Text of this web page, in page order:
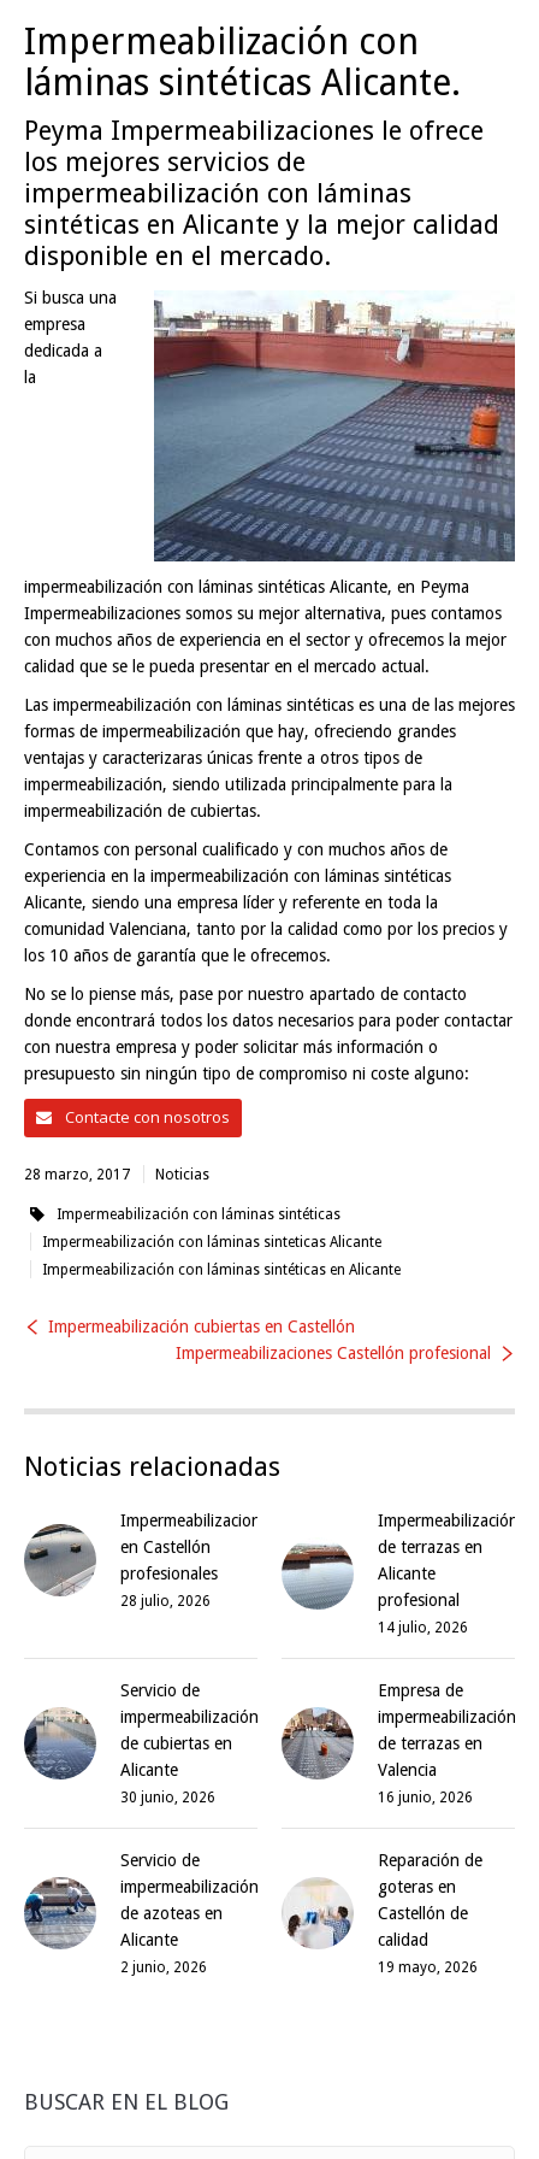
Impermeabilización con
láminas sintéticas Alicante.
Peyma Impermeabilizaciones le ofrece
los mejores servicios de
impermeabilización con láminas
sintéticas en Alicante y la mejor calidad
disponible en el mercado.
Si busca una
empresa
dedicada a
la
impermeabilización con láminas sintéticas Alicante, en Peyma
Impermeabilizaciones somos su mejor alternativa, pues contamos
con muchos años de experiencia en el sector y ofrecemos la mejor
calidad que se le pueda presentar en el mercado actual.
Las impermeabilización con láminas sintéticas es una de las mejores
formas de impermeabilización que hay, ofreciendo grandes
ventajas y caracterizaras únicas frente a otros tipos de
impermeabilización, siendo utilizada principalmente para la
impermeabilización de cubiertas.
Contamos con personal cualificado y con muchos años de
experiencia en la impermeabilización con láminas sintéticas
Alicante, siendo una empresa líder y referente en toda la
comunidad Valenciana, tanto por la calidad como por los precios y
los 10 años de garantía que le ofrecemos.
No se lo piense más, pase por nuestro apartado de contacto
donde encontrará todos los datos necesarios para poder contactar
con nuestra empresa y poder solicitar más información o
presupuesto sin ningún tipo de compromiso ni coste alguno:
Contacte con nosotros
28 marzo, 2017 Noticias
Impermeabilización con láminas sintéticas
Impermeabilización con láminas sinteticas Alicante
Impermeabilización con láminas sintéticas en Alicante
Impermeabilización cubiertas en Castellón
Impermeabilizaciones Castellón profesional
Noticias relacionadas
Impermeabilizaciones
en Castellón
profesionales
28 julio, 2026
Impermeabilización
de terrazas en
Alicante
profesional
14 julio, 2026
Servicio de
impermeabilización
de cubiertas en
Alicante
30 junio, 2026
Empresa de
impermeabilización
de terrazas en
Valencia
16 junio, 2026
Servicio de
impermeabilización
de azoteas en
Alicante
2 junio, 2026
Reparación de
goteras en
Castellón de
calidad
19 mayo, 2026
BUSCAR EN EL BLOG